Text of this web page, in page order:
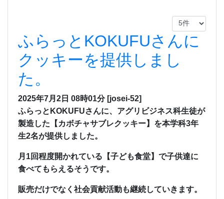
ふらっとKOKUFUさんに
クッキーを提供しまし
た。
2025年7月2日 08時01分 [josei-52]
ふらっとKOKUFUさんに、アグリビジネス科生徒が
製造した【カボチャサブレクッキー】を本学科3年
生2名が提供しました。
月1回程度開かれている【子ども食堂】で子供達に
食べてもらえるそうです。
販売だけでなく社会貢献活動も継続していきます。